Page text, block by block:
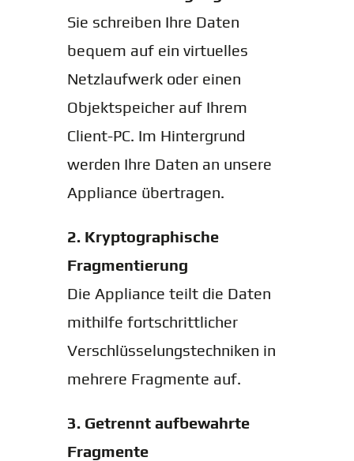
Sie schreiben Ihre Daten
bequem auf ein virtuelles
Netzlaufwerk oder einen
Objektspeicher auf Ihrem
Client-PC. Im Hintergrund
werden Ihre Daten an unsere
Appliance übertragen.
2. Kryptographische
Fragmentierung
Die Appliance teilt die Daten
mithilfe fortschrittlicher
Verschlüsselungstechniken in
mehrere Fragmente auf.
3. Getrennt aufbewahrte
Fragmente